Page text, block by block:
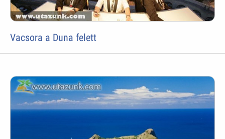
Vacsora a Duna felett